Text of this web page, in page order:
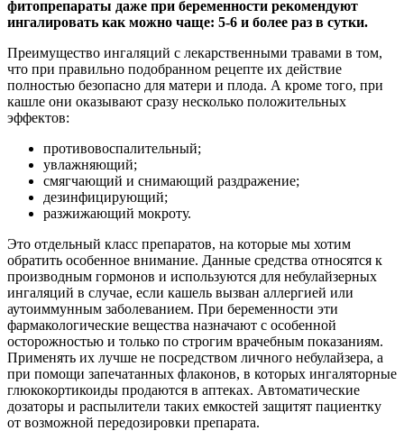
фитопрепараты даже при беременности рекомендуют
ингалировать как можно чаще: 5-6 и более раз в сутки.
Преимущество ингаляций с лекарственными травами в том,
что при правильно подобранном рецепте их действие
полностью безопасно для матери и плода. А кроме того, при
кашле они оказывают сразу несколько положительных
эффектов:
противовоспалительный;
увлажняющий;
смягчающий и снимающий раздражение;
дезинфицирующий;
разжижающий мокроту.
Это отдельный класс препаратов, на которые мы хотим
обратить особенное внимание. Данные средства относятся к
производным гормонов и используются для небулайзерных
ингаляций в случае, если кашель вызван аллергией или
аутоиммунным заболеванием. При беременности эти
фармакологические вещества назначают с особенной
осторожностью и только по строгим врачебным показаниям.
Применять их лучше не посредством личного небулайзера, а
при помощи запечатанных флаконов, в которых ингаляторные
глюкокортикоиды продаются в аптеках. Автоматические
дозаторы и распылители таких емкостей защитят пациентку
от возможной передозировки препарата.